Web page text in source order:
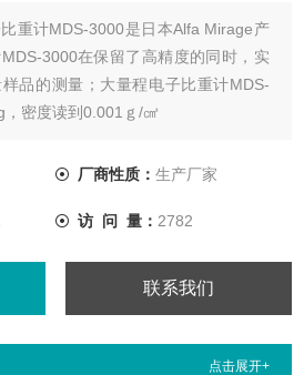
重计MDS-3000是日本Alfa Mirage产
3000在保留了高精度的同时，实
品的测量；大量程电子比重计MDS-
密度读到0.001ｇ/㎤
厂商性质： 生产厂家
访 问 量： 2782
联系我们
点击展开+